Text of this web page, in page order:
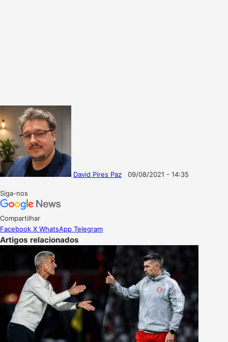
David Pires Paz
09/08/2021 - 14:35
Siga-nos
Compartilhar
Facebook X WhatsApp Telegram
Artigos relacionados